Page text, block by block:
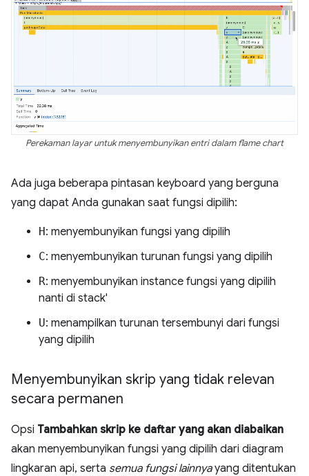
Perekaman layar untuk menyembunyikan entri dalam flame chart
Ada juga beberapa pintasan keyboard yang berguna
yang dapat Anda gunakan saat fungsi dipilih:
H: menyembunyikan fungsi yang dipilih
C: menyembunyikan turunan fungsi yang dipilih
R: menyembunyikan instance fungsi yang dipilih
nanti di stack'
U: menampilkan turunan tersembunyi dari fungsi
yang dipilih
Menyembunyikan skrip yang tidak relevan
secara permanen
Opsi Tambahkan skrip ke daftar yang akan diabaikan
akan menyembunyikan fungsi yang dipilih dari diagram
lingkaran api, serta semua fungsi lainnyayang ditentukan